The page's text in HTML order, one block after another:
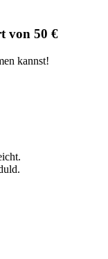
von 50 €
kannst!